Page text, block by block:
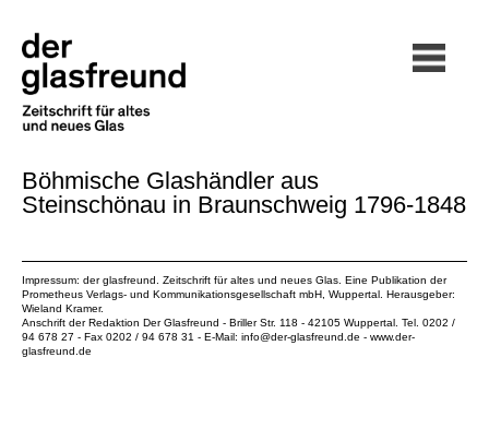
Böhmische Glashändler aus
Steinschönau in Braunschweig 1796-1848
Impressum: der glasfreund. Zeitschrift für altes und neues Glas. Eine Publikation der
Prometheus Verlags- und Kommunikationsgesellschaft mbH , Wuppertal. Herausgeber:
Wieland Kramer.
Anschrift der Redaktion Der Glasfreund - Briller Str. 118 - 42105 Wuppertal. Tel. 0202 /
94 678 27 - Fax 0202 / 94 678 31 - E-Mail: info@der-glasfreund.de - www.der-
glasfreund.de